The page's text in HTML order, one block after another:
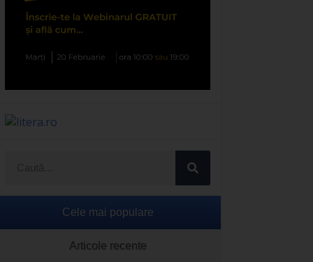
Cele mai populare
Articole recente